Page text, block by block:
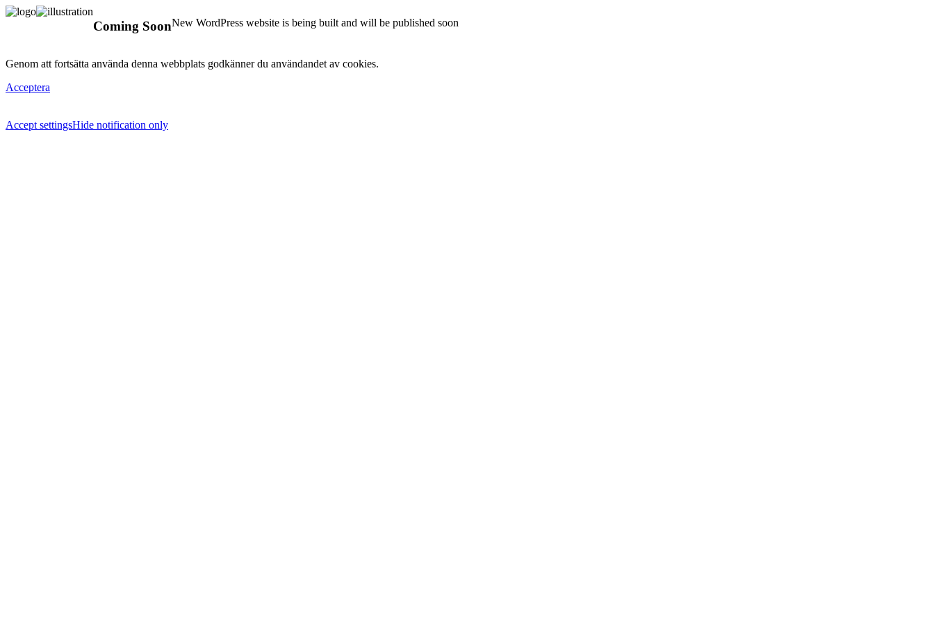
Coming SoonNew WordPress website is being built and will be published soon
Genom att fortsätta använda denna webbplats godkänner du användandet av cookies.
Acceptera
Accept settingsHide notification only